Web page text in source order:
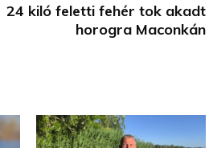
24 kiló feletti fehér tok akadt
horogra Maconkán